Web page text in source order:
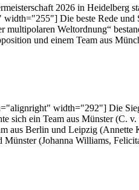
2026 in Heidelberg
Die beste Rede
Weltordnung“
und einem Team aus
width="292"] Die
ein Team aus Münster (C.
aus Berlin und Leipzig
(Johanna Williams,